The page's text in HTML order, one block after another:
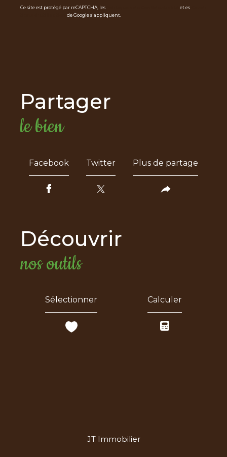
Ce site est protégé par reCAPTCHA, les et es
de Google s'appliquent.
partager
le bien
Facebook Twitter Plus de partage
découvrir
nos outils
Sélectionner Calculer
JT Immobilier